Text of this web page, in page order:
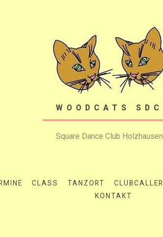
WOODCATS SDC
Square Dance Club Holzhausen
CLASS TANZORT CLUBCALLER
KONTAKT